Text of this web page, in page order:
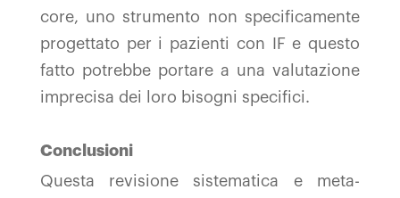
core, uno strumento non specificamente
progettato per i pazienti con IF e questo
fatto potrebbe portare a una valutazione
imprecisa dei loro bisogni specifici.
Conclusioni
Questa revisione sistematica e meta-